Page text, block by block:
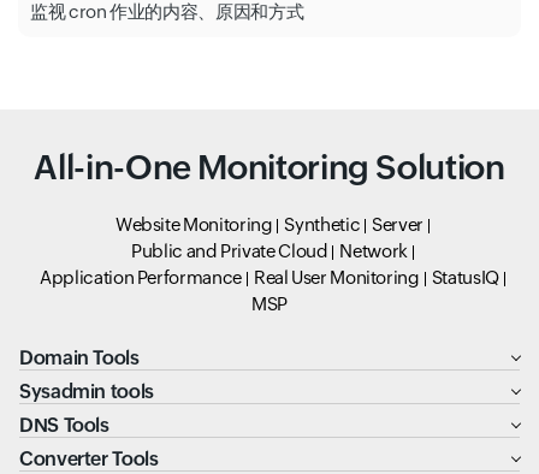
监视 cron 作业的内容、原因和方式
All-in-One Monitoring Solution
Website Monitoring Synthetic
Server
Public and Private Cloud
Network
Application Performance
Real User Monitoring
StatusIQ
MSP
Domain Tools
Sysadmin tools
DNS Tools
Converter Tools